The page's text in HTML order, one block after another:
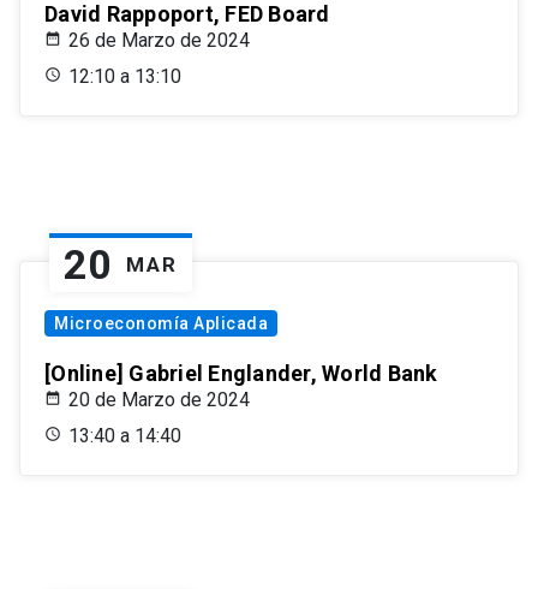
David Rappoport, FED Board
26 de Marzo de 2024
12:10 a 13:10
20 MAR
Microeconomía Aplicada
[Online] Gabriel Englander, World Bank
20 de Marzo de 2024
13:40 a 14:40